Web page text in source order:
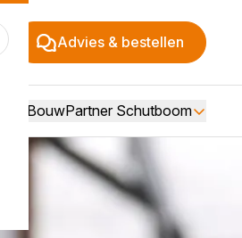
Advies & bestellen
Over BouwPartner Schutboom